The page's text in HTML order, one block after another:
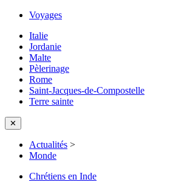
Voyages
Italie
Jordanie
Malte
Pèlerinage
Rome
Saint-Jacques-de-Compostelle
Terre sainte
✕
Actualités >
Monde
Chrétiens en Inde